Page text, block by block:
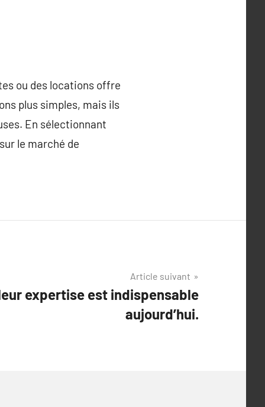
ou des locations offre
plus simples, mais ils
En sélectionnant
le marché de
Article suivant
expertise est indispensable
aujourd’hui.